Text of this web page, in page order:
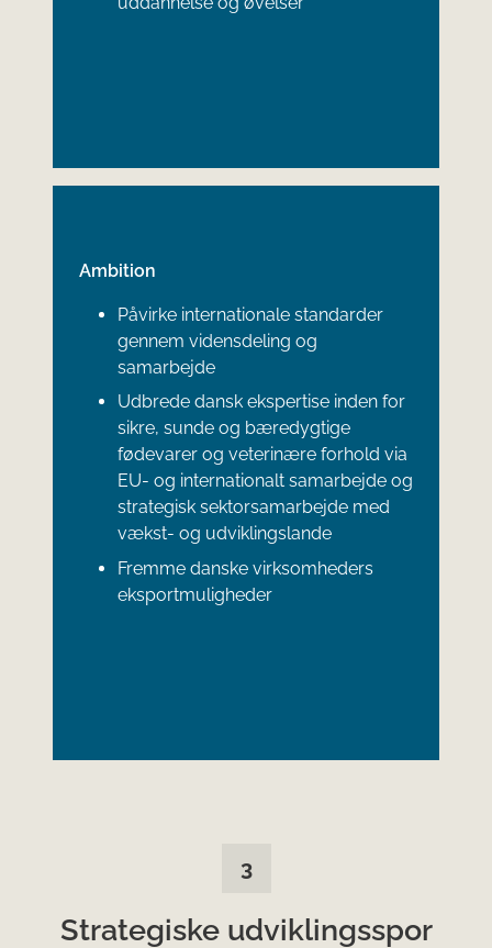
Ambition
Påvirke internationale standarder
gennem vidensdeling og
samarbejde
Udbrede dansk ekspertise inden for
sikre, sunde og bæredygtige
fødevarer og veterinære forhold via
EU- og internationalt samarbejde og
strategisk sektorsamarbejde med
vækst- og udviklingslande
Fremme danske virksomheders
eksportmuligheder
3
Strategiske udviklingsspor